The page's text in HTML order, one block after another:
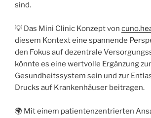
sind.
💡 Das Mini Clinic Konzept von
diesem Kontext eine spannende
den Fokus auf dezentrale
könnte es eine wertvolle Ergänzung
Gesundheitssystem sein und zur
Drucks auf Krankenhäuser beitragen.
🌍 Mit einem patientenzentrierten